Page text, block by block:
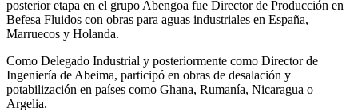
posterior etapa en el grupo Abengoa fue Director de Producción en
Befesa Fluidos con obras para aguas industriales en España,
Marruecos y Holanda.
Como Delegado Industrial y posteriormente como Director de
Ingeniería de Abeima, participó en obras de desalación y
potabilización en países como Ghana, Rumanía, Nicaragua o
Argelia.